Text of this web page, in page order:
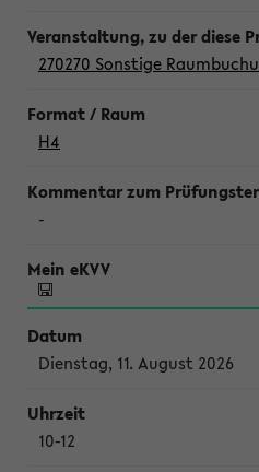
270270 Sonstige
H4
-
Dienstag, 11. August 2026
10-12